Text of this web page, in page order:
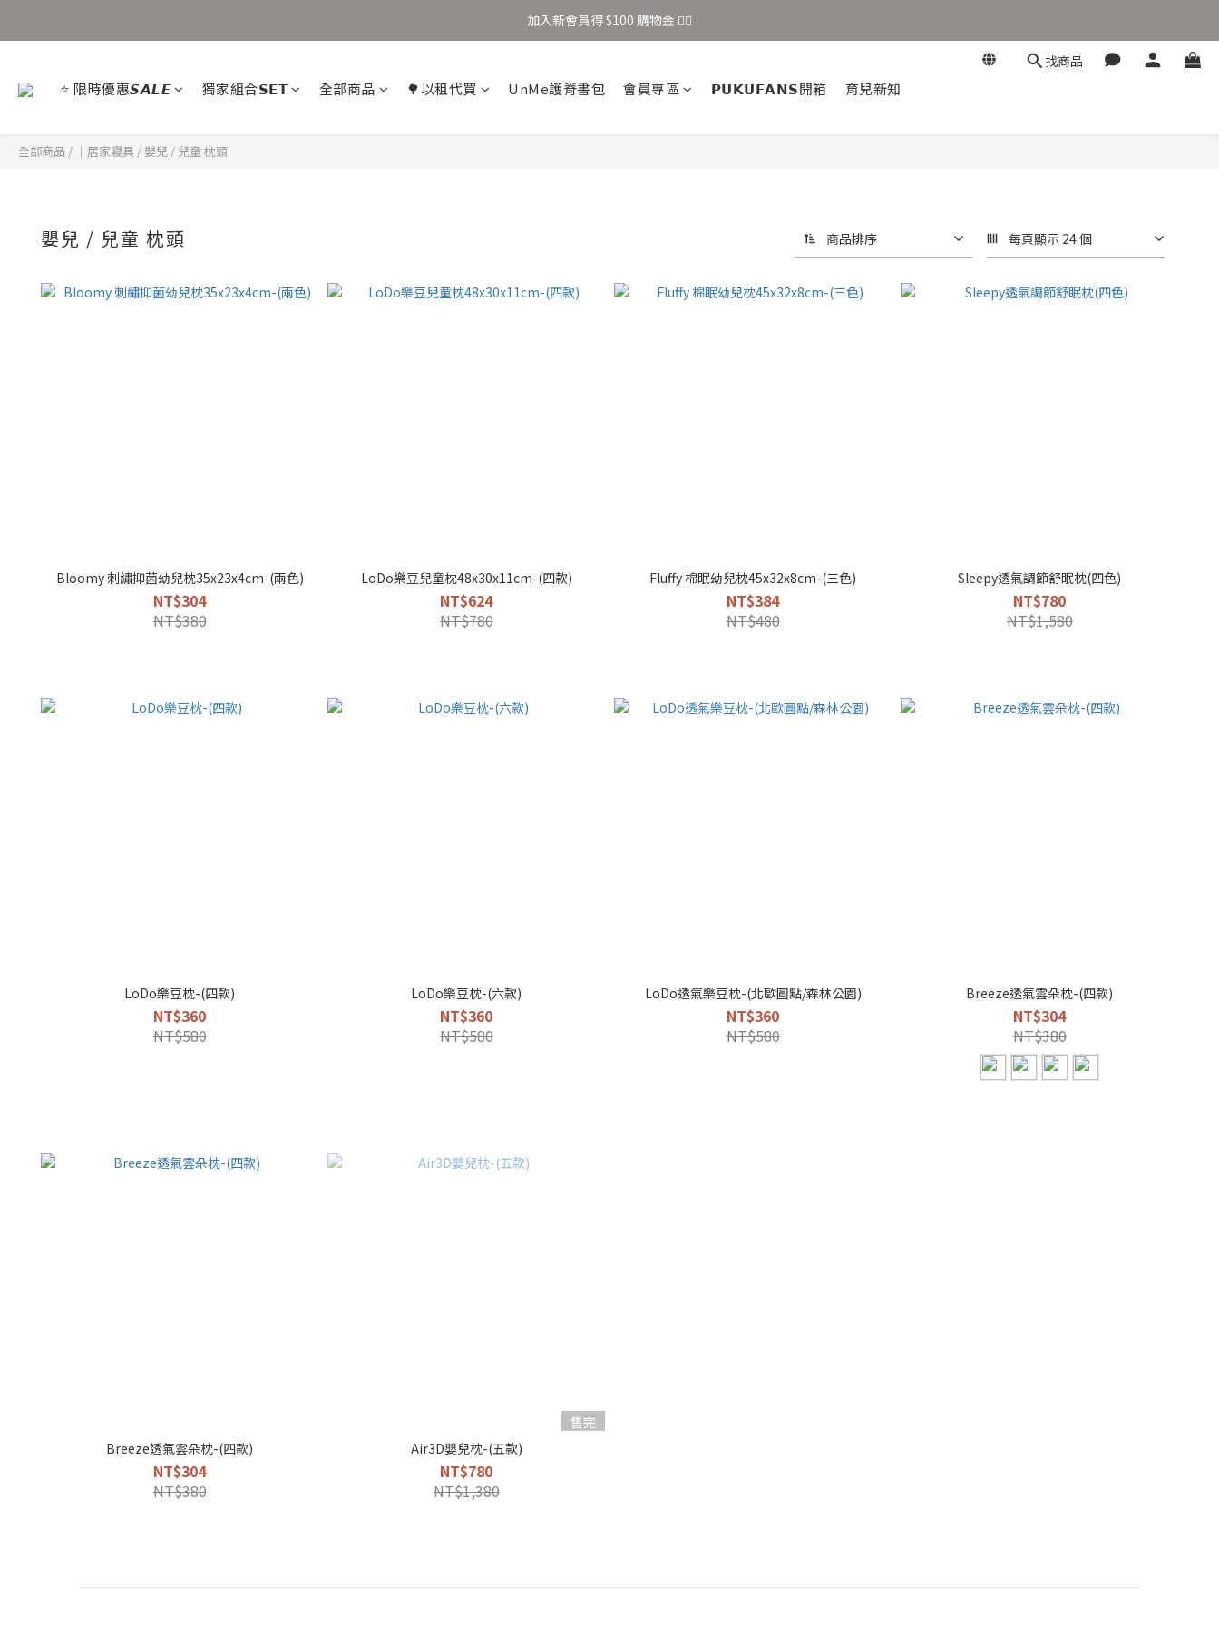
加入新會員得 $100 購物金 👉🏻
加入新會員得 $100 購物金 👉🏻
加入新會員得 $100 購物金 👉🏻
找商品
⭐ 限時優惠𝙎𝘼𝙇𝙀 獨家組合𝗦𝗘𝗧 全部商品 🌳以租代買 UnMe護脊書包 會員專區 𝗣𝗨𝗞𝗨𝗙𝗔𝗡𝗦開箱 育兒新知
全部商品 / ｜居家寢具 / 嬰兒 / 兒童 枕頭
嬰兒 / 兒童 枕頭 商品排序 每頁顯示 24 個
Bloomy 刺繡抑菌幼兒枕35x23x4cm-(兩色)
NT$304
NT$380
LoDo樂豆兒童枕48x30x11cm-(四款)
NT$624
NT$780
Fluffy 棉眠幼兒枕45x32x8cm-(三色)
NT$384
NT$480
Sleepy透氣調節舒眠枕(四色)
NT$780
NT$1,580
LoDo樂豆枕-(四款)
NT$360
NT$580
LoDo樂豆枕-(六款)
NT$360
NT$580
LoDo透氣樂豆枕-(北歐圓點/森林公園)
NT$360
NT$580
Breeze透氣雲朵枕-(四款)
NT$304
NT$380
Breeze透氣雲朵枕-(四款)
NT$304
NT$380
售完
Air3D嬰兒枕-(五款)
NT$780
NT$1,380